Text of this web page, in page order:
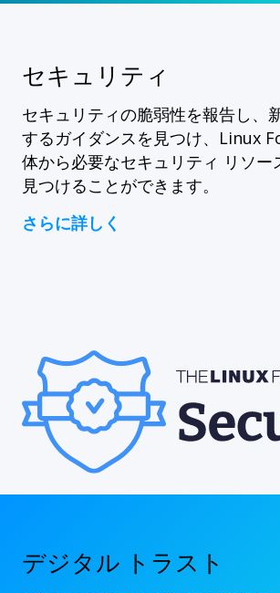
セキュリティ
セキュリティの脆弱性を報告し、
するガイダンスを見つけ、Linux
体から必要なセキュリティ リソー
見つけることができます。
さらに詳しく
デジタル トラスト